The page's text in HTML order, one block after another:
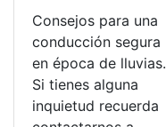
Consejos para una
conducción segura
en época de lluvias.
Si tienes alguna
inquietud recuerda